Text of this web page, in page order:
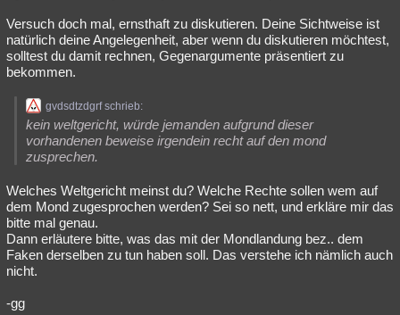
Versuch doch mal, ernsthaft zu diskutieren. Deine Sichtweise ist
natürlich deine Angelegenheit, aber wenn du diskutieren möchtest,
solltest du damit rechnen, Gegenargumente präsentiert zu
bekommen.
gvdsdtzdgrf schrieb:
kein weltgericht, würde jemanden aufgrund dieser
vorhandenen beweise irgendein recht auf den mond
zusprechen.
Welches Weltgericht meinst du? Welche Rechte sollen wem auf
dem Mond zugesprochen werden? Sei so nett, und erkläre mir das
bitte mal genau.
Dann erläutere bitte, was das mit der Mondlandung bez.. dem
Faken derselben zu tun haben soll. Das verstehe ich nämlich auch
nicht.
-gg